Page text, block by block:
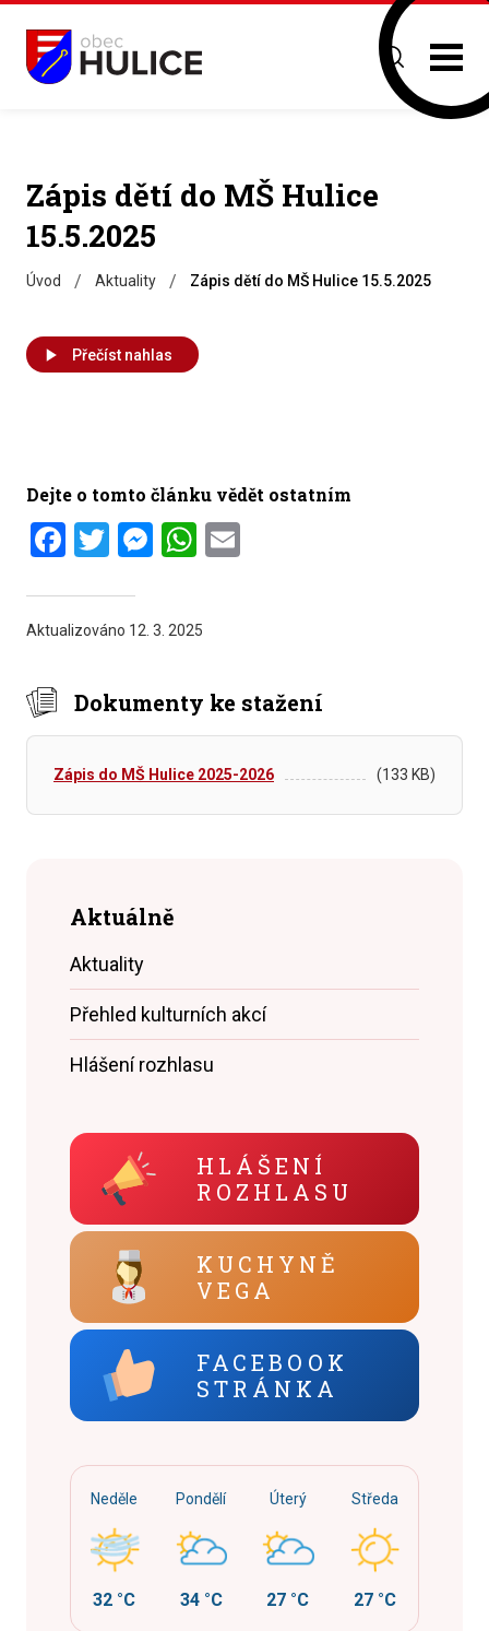
Zápis dětí do MŠ Hulice
15.5.2025
Úvod / Aktuality / Zápis dětí do MŠ Hulice 15.5.2025
Přečíst nahlas
Dejte o tomto článku vědět ostatním
Facebook
Twitter
Messenger
WhatsApp
Aktualizováno 12. 3. 2025
Dokumenty ke stažení
Zápis do MŠ Hulice 2025-2026 (133 KB)
Aktuálně
Aktuality
Přehled kulturních akcí
Hlášení rozhlasu
HLÁŠENÍ
ROZHLASU
KUCHYNĚ
VEGA
FACEBOOK
STRÁNKA
Neděle
32 °C
Pondělí
34 °C
Úterý
27 °C
Středa
27 °C